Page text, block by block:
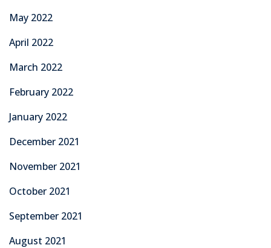
May 2022
April 2022
March 2022
February 2022
January 2022
December 2021
November 2021
October 2021
September 2021
August 2021